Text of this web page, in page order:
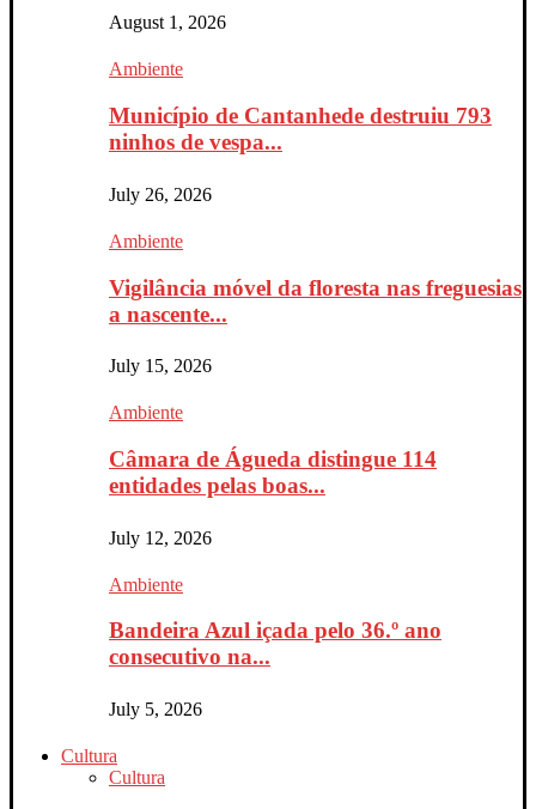
August 1, 2026
Ambiente
Município de Cantanhede destruiu 793
ninhos de vespa...
July 26, 2026
Ambiente
Vigilância móvel da floresta nas freguesias
a nascente...
July 15, 2026
Ambiente
Câmara de Águeda distingue 114
entidades pelas boas...
July 12, 2026
Ambiente
Bandeira Azul içada pelo 36.º ano
consecutivo na...
July 5, 2026
Cultura
Cultura